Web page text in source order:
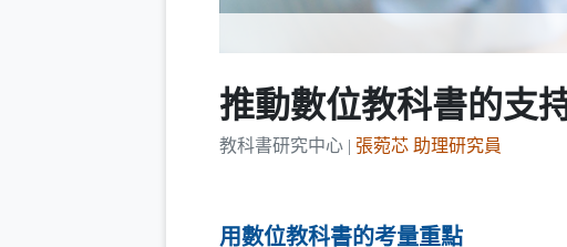
推動數位教科書的支
教科書研究中心 | 張菀芯 助理研究員
用數位教科書的考量重點